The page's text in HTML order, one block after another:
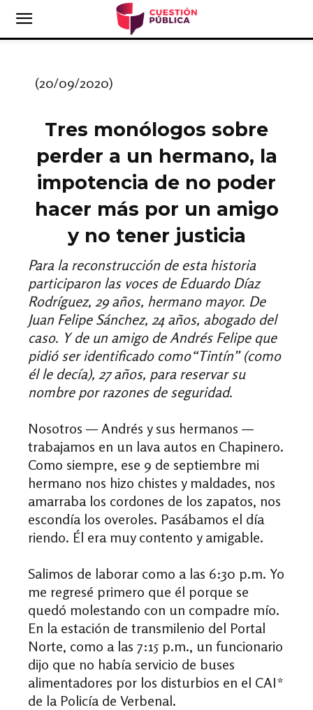
(20/09/2020)
Tres monólogos sobre
perder a un hermano, la
impotencia de no poder
hacer más por un amigo
y no tener justicia
Para la reconstrucción de esta historia
participaron las voces de Eduardo Díaz
Rodríguez, 29 años, hermano mayor. De
Juan Felipe Sánchez, 24 años, abogado del
caso. Y de un amigo de Andrés Felipe que
pidió ser identificado como“Tintín” (como
él le decía), 27 años, para reservar su
nombre por razones de seguridad.
Nosotros — Andrés y sus hermanos —
trabajamos en un lava autos en Chapinero.
Como siempre, ese 9 de septiembre mi
hermano nos hizo chistes y maldades, nos
amarraba los cordones de los zapatos, nos
escondía los overoles. Pasábamos el día
riendo. Él era muy contento y amigable.
Salimos de laborar como a las 6:30 p.m. Yo
me regresé primero que él porque se
quedó molestando con un compadre mío.
En la estación de transmilenio del Portal
Norte, como a las 7:15 p.m., un funcionario
dijo que no había servicio de buses
alimentadores por los disturbios en el CAI*
de la Policía de Verbenal.